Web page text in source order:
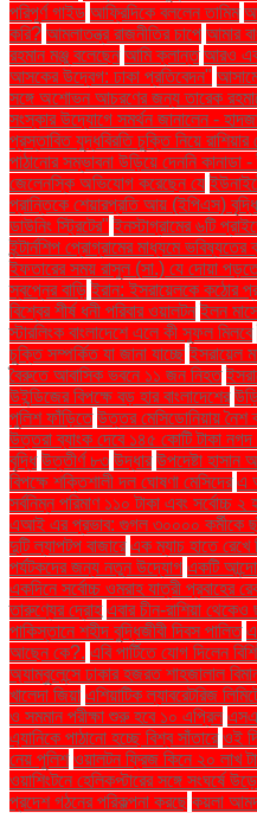
পরিপূর্ণ গাইড আফ্রিদিকে বললেন তামিম
করি? আমলাতন্ত্র রাজনীতির চাপে আমার
রহমান মঞ্জু বলেছেন আমি ক্লান্ত আরও
আসকের উদ্বেগ: ঢাকা প্রতিবেদন"
সঙ্গে অশোভন আচরণের জন্য তারেক
সংস্কার উদ্যোগে সমর্থন জানালেন -
প্রস্তাবিত যুদ্ধবিরতি চুক্তি নিয়ে রাশিয়ার
পাঠানোর সম্ভাবনা উড়িয়ে দেননি কানাডা
জেলেনস্কি অভিযোগ করেছেন যে
প্রান্তিকে শেয়ারপ্রতি আয় (ইপিএস)
ডাউনিং স্ট্রিটের" ইনস্টাগ্রামের ৬টি
ইন্টার্নশিপ প্রোগ্রামের মাধ্যমে ভবিষ্যতের
ইফতারের সময় রাসুল (সা.) যে দোয়া
স্বপ্নের বাড়ি ইরান: ইসরায়েলকে কঠোর
বিশ্বের শীর্ষ ধনী পরিবার ওয়ালটন ইলন
স্টারলিংক বাংলাদেশে এলে কী সুফল মিলবে
চুক্তি সম্পর্কিত যা জানা যাচ্ছে ইসরায়েল
বৈরুতে আবাসিক ভবনে ১১ জন নিহত
উইন্ডিজের বিপক্ষে বড় হার বাংলাদেশের
পুলিশ ফাঁড়িতে উত্তর মেসিডোনিয়ায় নৈশ
উত্তরা ব্যাংক দেবে ১৪৫ কোটি টাকা
বৃদ্ধি উত্তীর্ণ ৮৩ উদ্ধার উপদেষ্টা
বিপক্ষে শক্তিশালী দল ঘোষণা মেসিদের এ
সর্বনিম্ন পরিমাণ ১১০ টাকা এবং সর্বোচ্চ ২
এআই এর প্রভাব: গুগল ৩০০০০ কর্মীকে
দুটি ল্যাপটপ বাজারে এক ম্যাচ হাতে রেখে
পর্যটকদের জন্য নতুন উদ্যোগ একটি
একদিনে সর্বোচ্চ ওমরাহ যাত্রী প্রবাহের
তারুণ্যের দ্রোহ এবার চীন-রাশিয়া
পাকিস্তানে শহীদ বুদ্ধিজীবী দিবস পালিত
আছেন কে?. এবি পার্টিতে যোগ দিলেন
অ্যাম্বুলেন্সে ঢাকার হজরত শাহজালাল
খালেদা জিয়া এশিয়াটিক ল্যাবরেটরিজ
ও সমমান পরীক্ষা শুরু হবে ১০ এপ্রিল
এ্যানিকে পাঠানো হচ্ছে বিশ্ব সাঁতারে ওই
নেয় পুলিশ ওয়ালটন ফ্রিজ কিনে ২০ লাখ
ওয়াশিংটনে হেলিকপ্টারের সঙ্গে সংঘর্ষে
প্রদেশ গঠনের পরিকল্পনা করছে কয়লা